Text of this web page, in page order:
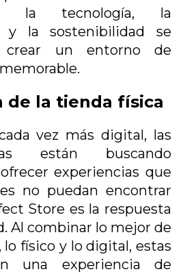
la tecnología, la
y la sostenibilidad se
crear un entorno de
de la tienda física
vez más digital, las
están buscando
experiencias que
no puedan encontrar
Store es la respuesta
Al combinar lo mejor de
físico y lo digital, estas
una experiencia de